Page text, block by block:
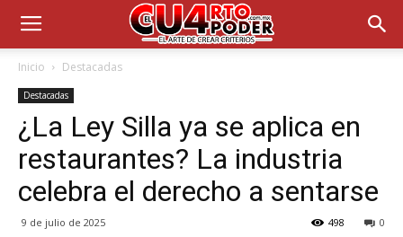
Inicio Destacadas
Destacadas
¿La Ley Silla ya se aplica en
restaurantes? La industria
celebra el derecho a sentarse
9 de julio de 2025 0
498